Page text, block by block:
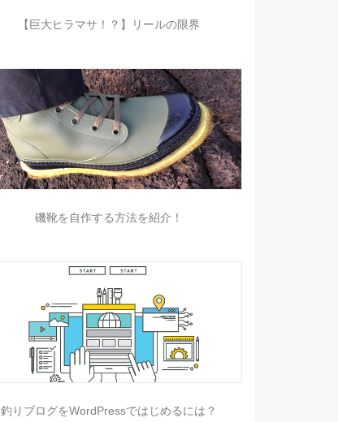
【巨大ヒラマサ！？】リールの限界
磯靴を自作する方法を紹介！
釣りブログをWordPressではじめるには？